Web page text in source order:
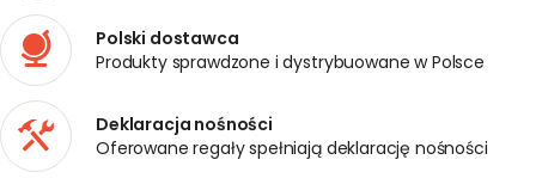
Polski dostawca
Produkty sprawdzone i dystrybuowane w Polsce
Deklaracja nośności
Oferowane regały spełniają deklarację nośności